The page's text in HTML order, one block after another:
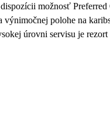
možnosť
polohe na
úrovni servisu je